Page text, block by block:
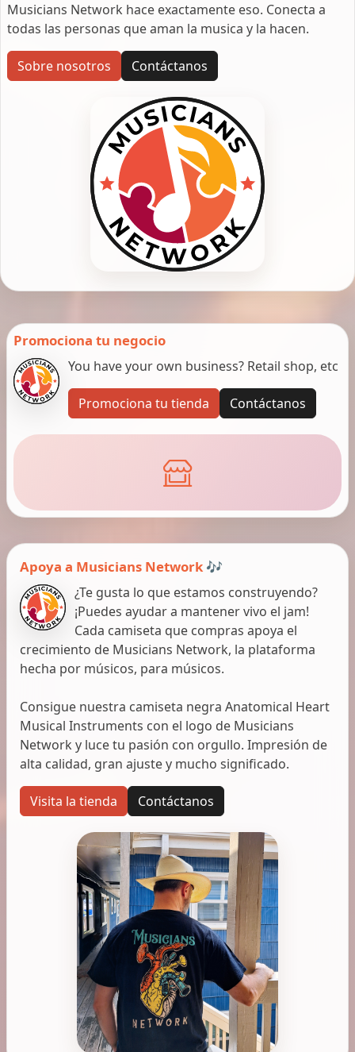
Musicians Network hace exactamente eso. Conecta a
todas las personas que aman la musica y la hacen.
Sobre nosotros Contáctanos
Promociona tu negocio
You have your own business? Retail shop, etc
Promociona tu tienda Contáctanos
Apoya a Musicians Network 🎶
¿Te gusta lo que estamos construyendo?
¡Puedes ayudar a mantener vivo el jam!
Cada camiseta que compras apoya el
crecimiento de Musicians Network, la plataforma
hecha por músicos, para músicos.
Consigue nuestra camiseta negra Anatomical Heart
Musical Instruments con el logo de Musicians
Network y luce tu pasión con orgullo. Impresión de
alta calidad, gran ajuste y mucho significado.
Visita la tienda Contáctanos